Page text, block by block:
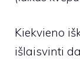
Kiekvieno
išlaisvinti